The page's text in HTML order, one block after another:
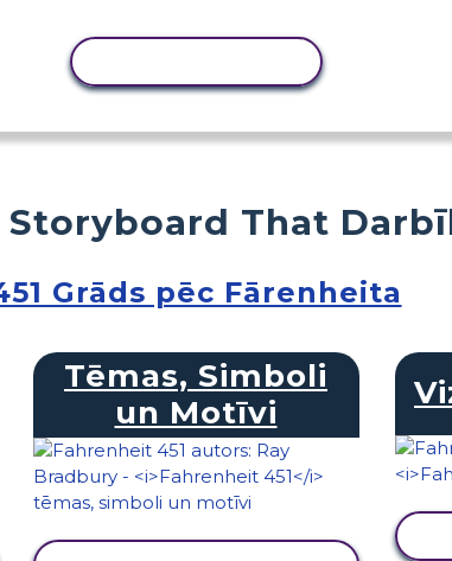
Storyboard That
Grāds pēc Fārenheita
Tēmas, Simboli
un Motīvi